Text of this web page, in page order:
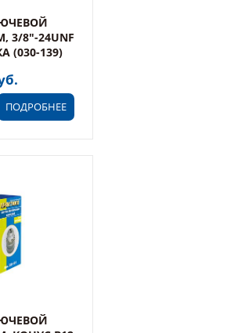
3/8"-24UNF
(030-139)
ПОДРОБНЕЕ